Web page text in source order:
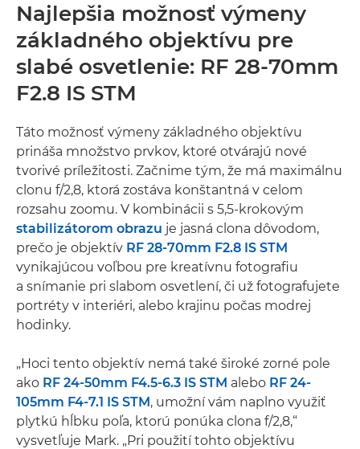
Najlepšia možnosť výmeny
základného objektívu pre
slabé osvetlenie: RF 28-70mm
F2.8 IS STM
Táto možnosť výmeny základného objektívu
prináša množstvo prvkov, ktoré otvárajú nové
tvorivé príležitosti. Začnime tým, že má maximálnu
clonu f/2,8, ktorá zostáva konštantná v celom
rozsahu zoomu. V kombinácii s 5,5-krokovým
stabilizátorom obrazu je jasná clona dôvodom,
prečo je objektív RF 28-70mm F2.8 IS STM
vynikajúcou voľbou pre kreatívnu fotografiu
a snímanie pri slabom osvetlení, či už fotografujete
portréty v interiéri, alebo krajinu počas modrej
hodinky.
„Hoci tento objektív nemá také široké zorné pole
ako RF 24-50mm F4.5-6.3 IS STM alebo RF 24-
105mm F4-7.1 IS STM, umožní vám naplno využiť
plytkú hĺbku poľa, ktorú ponúka clona f/2,8,“
vysvetľuje Mark. „Pri použití tohto objektívu